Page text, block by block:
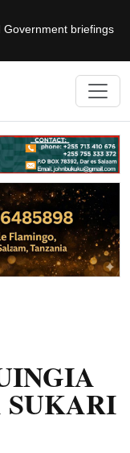
briefings
SUKARI